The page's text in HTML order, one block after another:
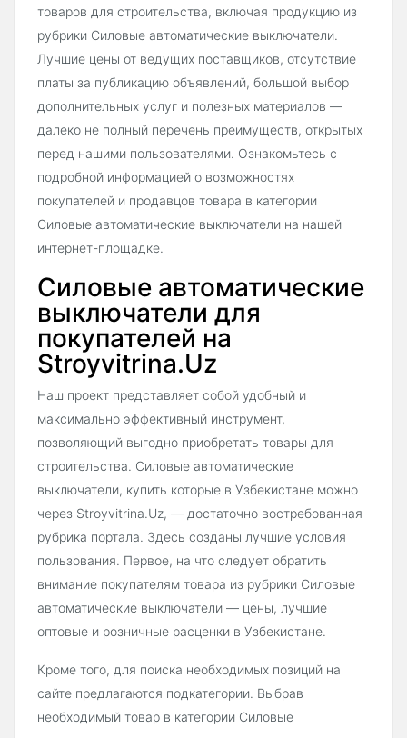
товаров для строительства, включая продукцию из
рубрики Силовые автоматические выключатели.
Лучшие цены от ведущих поставщиков, отсутствие
платы за публикацию объявлений, большой выбор
дополнительных услуг и полезных материалов —
далеко не полный перечень преимуществ, открытых
перед нашими пользователями. Ознакомьтесь с
подробной информацией о возможностях
покупателей и продавцов товара в категории
Силовые автоматические выключатели на нашей
интернет-площадке.
Силовые автоматические
выключатели для
покупателей на
Stroyvitrina.Uz
Наш проект представляет собой удобный и
максимально эффективный инструмент,
позволяющий выгодно приобретать товары для
строительства. Силовые автоматические
выключатели, купить которые в Узбекистане можно
через Stroyvitrina.Uz, — достаточно востребованная
рубрика портала. Здесь созданы лучшие условия
пользования. Первое, на что следует обратить
внимание покупателям товара из рубрики Силовые
автоматические выключатели — цены, лучшие
оптовые и розничные расценки в Узбекистане.
Кроме того, для поиска необходимых позиций на
сайте предлагаются подкатегории. Выбрав
необходимый товар в категории Силовые